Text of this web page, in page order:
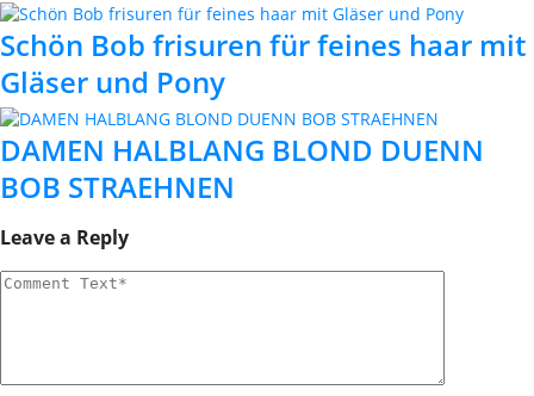
Schön Bob frisuren für feines haar mit
Gläser und Pony
DAMEN HALBLANG BLOND DUENN
BOB STRAEHNEN
Leave a Reply